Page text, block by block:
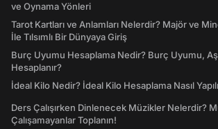
ve Oynama Yönleri
Tarot Kartları ve Anlamları Nelerdir? Majör ve
İle Tılsımlı Bir Dünyaya Giriş
Burç Uyumu Hesaplama Nedir? Burç Uyumu,
Hesaplanır?
İdeal Kilo Nedir? İdeal Kilo Hesaplama Nasıl
Ders Çalışırken Dinlenecek Müzikler Nelerdir?
Çalışamayanlar Toplanın!